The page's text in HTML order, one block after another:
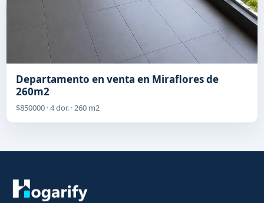
Departamento en venta en Miraflores de
260m2
$850000 · 4 dor. · 260 m2